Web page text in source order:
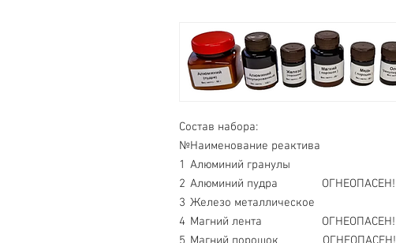
Состав набора:
№Наименование реактива
1 Алюминий гранулы
2 Алюминий пудра ОГНЕОПАСЕН!
3 Железо металлическое
4 Магний лента ОГНЕОПАСЕН!